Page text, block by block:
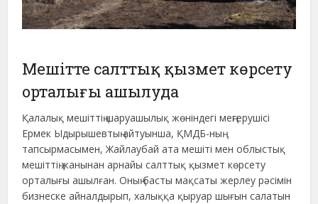
Мешітте салттық қызмет көрсету
орталығы ашылуда
Қалалық мешіттің шаруашылық жөніндегі меңгерушісі
Ермек Ыдырышевтың айтуынша, ҚМДБ-ның
тапсырмасымен, Жайлаубай ата мешіті мен облыстық
мешіттің жанынан арнайы салттық қызмет көрсету
орталығы ашылған. Оның басты мақсаты жерлеу рәсімін
бизнеске айналдырып, халыққа қыруар шығын салатын